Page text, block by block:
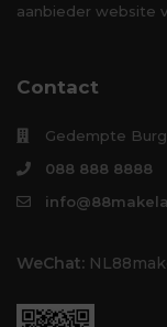
aanbieder website
Contact
Gedempte
088 888 8888
WeChat: